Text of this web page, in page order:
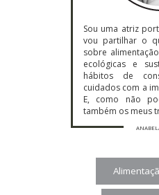
Sou uma atriz
vou partilhar o
sobre
ecológicas e
hábitos de
cuidados com a
E, como não
também os meus